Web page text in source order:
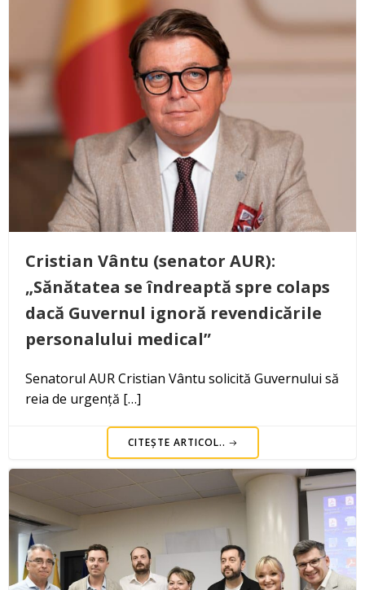
Cristian Vântu (senator AUR):
„Sănătatea se îndreaptă spre colaps
dacă Guvernul ignoră revendicările
personalului medical”
Senatorul AUR Cristian Vântu solicită Guvernului să
reia de urgență […]
CITEȘTE ARTICOL..